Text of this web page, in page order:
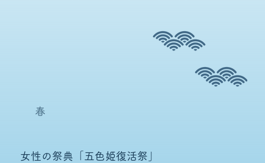
春
女性の祭典「五色姫復活祭」